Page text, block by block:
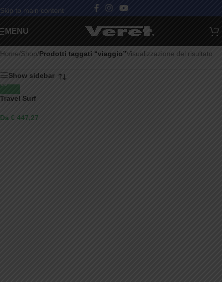
Skip to main content
MENU Categorie
Home/Shop/Prodotti taggati “viaggio”Visualizzazione del risultato
Show sidebar
Travel Surf
Da € 447,27